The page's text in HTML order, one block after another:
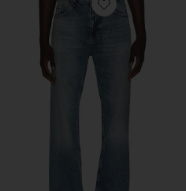
Favorite ДЖИНСЫ